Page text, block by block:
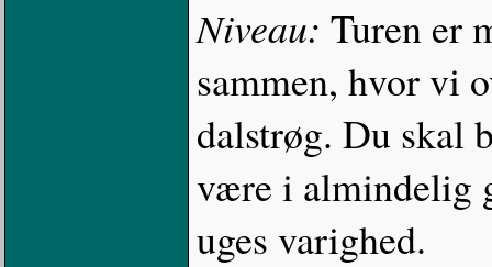
Niveau: Turen er
sammen, hvor vi
dalstrøg. Du skal
være i almindelig
uges varighed.